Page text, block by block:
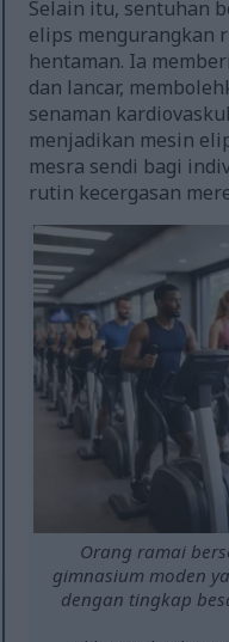
Selain itu, sentuhan
elips mengurangkan
hentaman. Ia
dan lancar,
senaman
menjadikan mesin
mesra sendi bagi
rutin kecergasan
Orang ramai
gimnasium moden
dengan tingkap